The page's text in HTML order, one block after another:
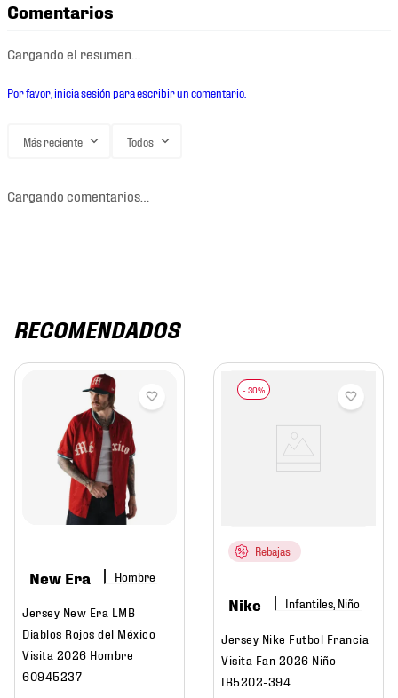
Comentarios
Cargando el resumen…
Por favor, inicia sesión para escribir un comentario.
Más reciente Todos
Cargando comentarios…
RECOMENDADOS
New Era Hombre
Jersey New Era LMB
Diablos Rojos del México
Visita 2026 Hombre
60945237
Rebajas
Nike Infantiles, Niño
Jersey Nike Futbol Francia
Visita Fan 2026 Niño
IB5202-394